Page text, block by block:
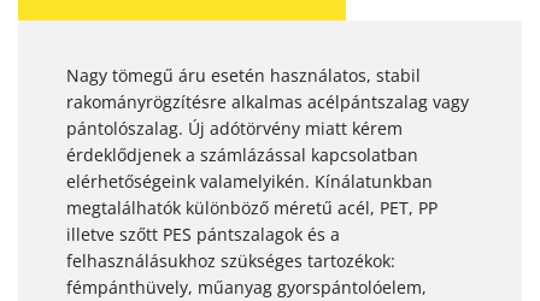
Nagy tömegű áru esetén használatos, stabil
rakományrögzítésre alkalmas acélpántszalag vagy
pántolószalag. Új adótörvény miatt kérem
érdeklődjenek a számlázással kapcsolatban
elérhetőségeink valamelyikén. Kínálatunkban
megtalálhatók különböző méretű acél, PET, PP
illetve szőtt PES pántszalagok és a
felhasználásukhoz szükséges tartozékok:
fémpánthüvely, műanyag gyorspántolóelem,